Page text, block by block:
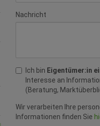
Nachricht
Ich bin Eigentümer:in
Interesse an
(Beratung,
Wir verarbeiten Ihre
Informationen finden Sie